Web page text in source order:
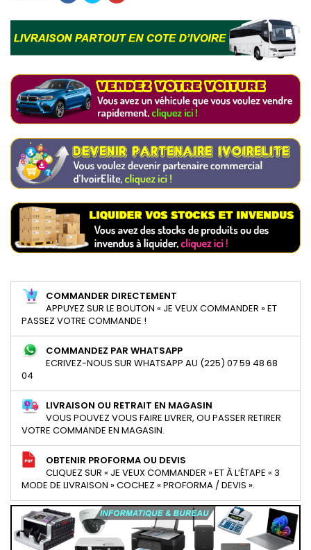
COMMANDER DIRECTEMENT
APPUYEZ SUR LE BOUTON « JE VEUX COMMANDER » ET
PASSEZ VOTRE COMMANDE !
COMMANDEZ PAR WHATSAPP
ECRIVEZ-NOUS SUR WHATSAPP AU (225) 07 59 48 68
04
LIVRAISON OU RETRAIT EN MAGASIN
VOUS POUVEZ VOUS FAIRE LIVRER, OU PASSER RETIRER
VOTRE COMMANDE EN MAGASIN.
OBTENIR PROFORMA OU DEVIS
CLIQUEZ SUR « JE VEUX COMMANDER » ET À L’ÉTAPE « 3
MODE DE LIVRAISON » COCHEZ « PROFORMA / DEVIS ».